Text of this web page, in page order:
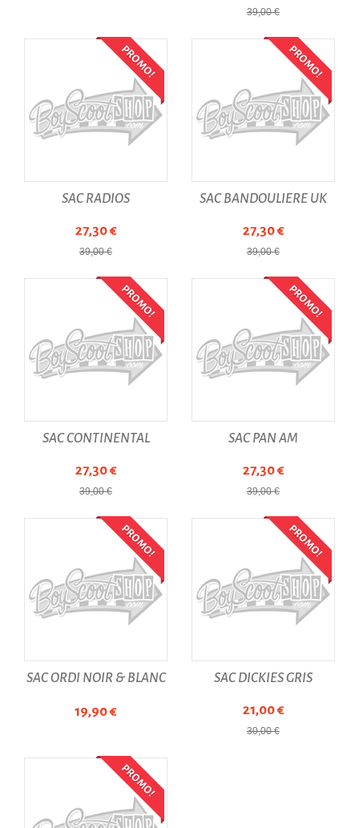
39,00 €
PROMO!
SAC RADIOS
27,30 €
39,00 €
PROMO!
SAC BANDOULIÈRE UK
27,30 €
39,00 €
PROMO!
SAC CONTINENTAL
27,30 €
39,00 €
PROMO!
SAC PAN AM
27,30 €
39,00 €
PROMO!
SAC ORDI NOIR & BLANC
19,90 €
PROMO!
SAC DICKIES GRIS
21,00 €
30,00 €
PROMO!